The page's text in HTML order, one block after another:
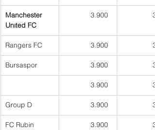
Manchester
Unıted FC
3.900
Rangers FC 3.900
Bursaspor 3.900
3.900
Group D 3.900
FC Rubin
3.900